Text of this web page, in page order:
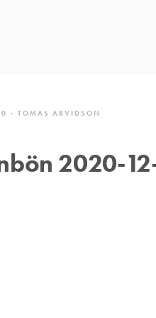
2020-
TOMAS ARVIDSON